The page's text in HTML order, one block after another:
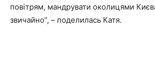
повітрям, мандрувати околицями
звичайно”, – поделилась Катя.